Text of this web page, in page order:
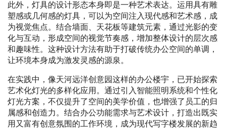
此外，灯具的设计形态本身即是一种艺术表达。运用具有雕
塑感或几何感的灯具，可以为空间注入现代感和艺术感，成
为视觉焦点。结合墙面、天花板等建筑元素，通过光影的变
化与互动，形成空间的视觉节奏感，增加整体设计的层次感
和趣味性。这种设计方法有助于打破传统办公空间的单调，
让环境本身成为激发灵感的源泉。
在实践中，像天河远洋创意园这样的办公楼宇，已开始探索
艺术化灯光的多样化应用。通过引入智能照明系统和个性化
灯光方案，不仅提升了空间的美学价值，也增强了员工的归
属感和创造力。结合办公功能需求与艺术设计，打造出既实
用又富有创意氛围的工作环境，成为现代写字楼发展的新趋